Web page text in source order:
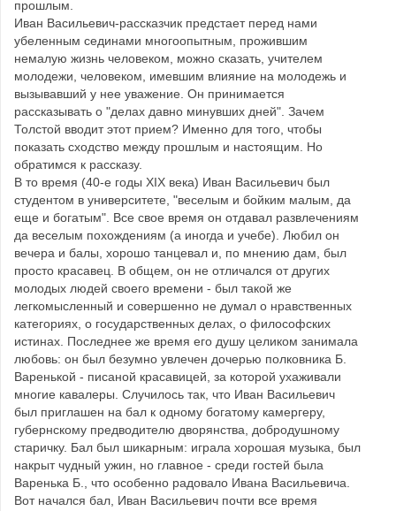
прошлым.
Иван Васильевич-рассказчик предстает перед нами
убеленным сединами многоопытным, прожившим
немалую жизнь человеком, можно сказать, учителем
молодежи, человеком, имевшим влияние на молодежь и
вызывавший у нее уважение. Он принимается
рассказывать о "делах давно минувших дней". Зачем
Толстой вводит этот прием? Именно для того, чтобы
показать сходство между прошлым и настоящим. Но
обратимся к рассказу.
В то время (40-е годы XIX века) Иван Васильевич был
студентом в университете, "веселым и бойким малым, да
еще и богатым". Все свое время он отдавал развлечениям
да веселым похождениям (а иногда и учебе). Любил он
вечера и балы, хорошо танцевал и, по мнению дам, был
просто красавец. В общем, он не отличался от других
молодых людей своего времени - был такой же
легкомысленный и совершенно не думал о нравственных
категориях, о государственных делах, о философских
истинах. Последнее же время его душу целиком занимала
любовь: он был безумно увлечен дочерью полковника Б.
Варенькой - писаной красавицей, за которой ухаживали
многие кавалеры. Случилось так, что Иван Васильевич
был приглашен на бал к одному богатому камергеру,
губернскому предводителю дворянства, добродушному
старичку. Бал был шикарным: играла хорошая музыка, был
накрыт чудный ужин, но главное - среди гостей была
Варенька Б., что особенно радовало Ивана Васильевича.
Вот начался бал, Иван Васильевич почти все время